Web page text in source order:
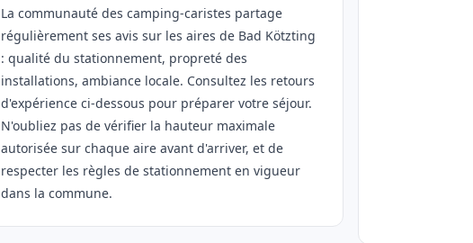
La communauté des camping-caristes partage
régulièrement ses avis sur les aires de Bad Kötzting
: qualité du stationnement, propreté des
installations, ambiance locale. Consultez les retours
d'expérience ci-dessous pour préparer votre séjour.
N'oubliez pas de vérifier la hauteur maximale
autorisée sur chaque aire avant d'arriver, et de
respecter les règles de stationnement en vigueur
dans la commune.